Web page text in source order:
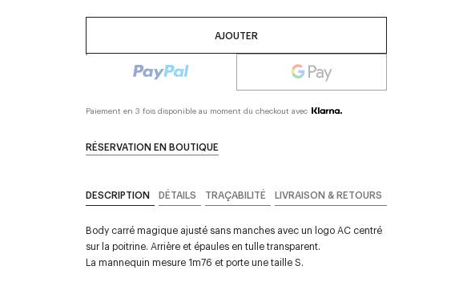
AJOUTER
Paiement en 3 fois disponible au moment du checkout avec
RÉSERVATION EN BOUTIQUE
DESCRIPTION DÉTAILS TRAÇABILITÉ LIVRAISON & RETOURS
Body carré magique ajusté sans manches avec un logo AC centré
sur la poitrine. Arrière et épaules en tulle transparent.
La mannequin mesure 1m76 et porte une taille S.